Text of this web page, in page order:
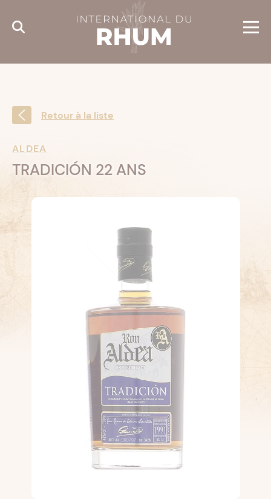
Retour à la liste
ALDEA
TRADICIÓN 22 ANS
Cookies management panel